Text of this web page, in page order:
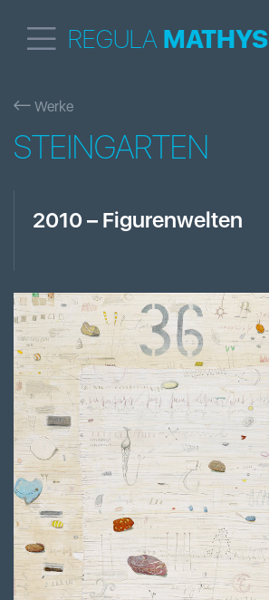
REGULA MATHYS
Werke
STEINGARTEN
2010– Figurenwelten